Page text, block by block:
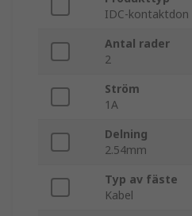
IDC-kontaktdon
Antal rader
2
Ström
1A
Delning
2.54mm
Typ av fäste
Kabel